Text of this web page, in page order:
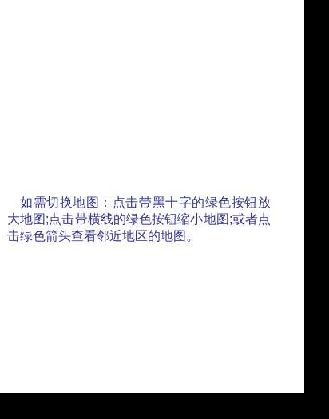
如需切换地图：点击带黑十字的绿色按钮放
大地图;点击带横线的绿色按钮缩小地图;或者点
击绿色箭头查看邻近地区的地图。